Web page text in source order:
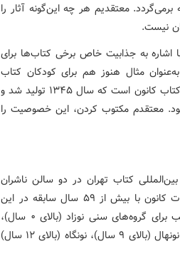
معتقدیم هر چه این‌گونه آثار را
نیست.
اشاره به جذابیت خاص برخی کتاب‌ها برای
مثال هنوز هم برای کودکان کتاب
«مهمان ناخوانده» جالب و جذاب است. «مهمان ناخوانده»، نخستین کتاب کانون است که سال ۱۳۴۵ تولید شد و
معتقدم مکتوب کردن، این‌ خصوصیت را
کتاب تهران در دو سالن ناشران
کودک و نوجوان، ناشران عمومی و بخش مجازی حضور دارد. انتشارات کانون با بیش از ۵۹ سال سابقه در این
دوره از نمایشگاه کتاب، با کتاب‌های چاپ اول و تجدید چاپ مناسب برای گروه‌های سنی نوزاد (بالای ۰ سال)،
نوگام (بالای ۲ سال)، نوباوه (بالای ۴ سال)، نوخوان (بالای ۷ سال)، نونهال (بالای ۹ سال)، نونگاه (بالای ۱۲ سال)